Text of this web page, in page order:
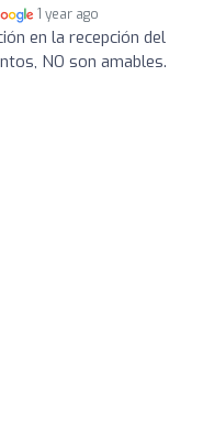
1 year ago
en la recepción del
NO son amables.